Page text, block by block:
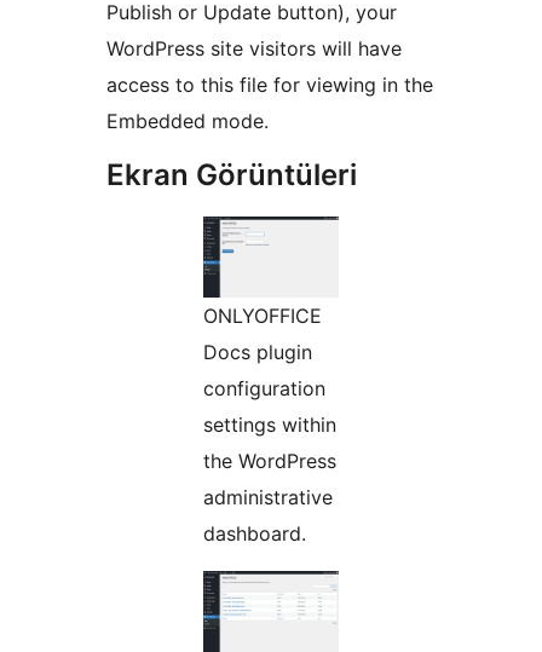
Publish or Update button), your
WordPress site visitors will have
access to this file for viewing in the
Embedded mode.
Ekran Görüntüleri
ONLYOFFICE
Docs plugin
configuration
settings within
the WordPress
administrative
dashboard.